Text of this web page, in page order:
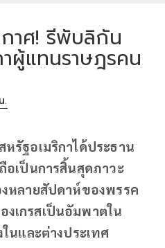
าศ! รีพับลิกัน
ผู้แทนราษฎรคน
.
รัฐอเมริกาได้ประธาน
อเป็นการสิ้นสุดภาวะ
หลายสัปดาห์ของพรรค
เกรสเป็นอัมพาตใน
นและต่างประเทศ